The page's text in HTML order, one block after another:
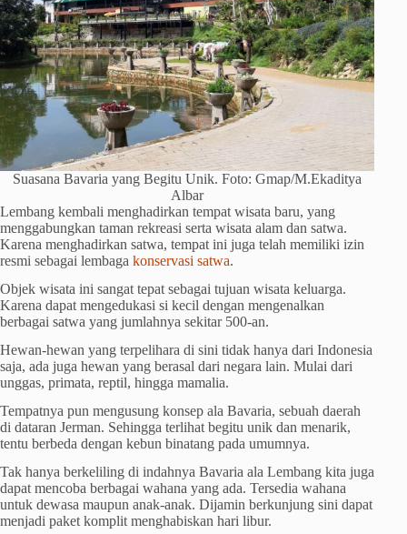
Suasana Bavaria yang Begitu Unik. Foto: Gmap/M.Ekaditya
Albar
Lembang kembali menghadirkan tempat wisata baru, yang
menggabungkan taman rekreasi serta wisata alam dan satwa.
Karena menghadirkan satwa, tempat ini juga telah memiliki izin
resmi sebagai lembaga konservasi satwa.
Objek wisata ini sangat tepat sebagai tujuan wisata keluarga.
Karena dapat mengedukasi si kecil dengan mengenalkan
berbagai satwa yang jumlahnya sekitar 500-an.
Hewan-hewan yang terpelihara di sini tidak hanya dari Indonesia
saja, ada juga hewan yang berasal dari negara lain. Mulai dari
unggas, primata, reptil, hingga mamalia.
Tempatnya pun mengusung konsep ala Bavaria, sebuah daerah
di dataran Jerman. Sehingga terlihat begitu unik dan menarik,
tentu berbeda dengan kebun binatang pada umumnya.
Tak hanya berkeliling di indahnya Bavaria ala Lembang kita juga
dapat mencoba berbagai wahana yang ada. Tersedia wahana
untuk dewasa maupun anak-anak. Dijamin berkunjung sini dapat
menjadi paket komplit menghabiskan hari libur.